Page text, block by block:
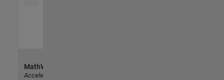
MathWorks
Accelerating